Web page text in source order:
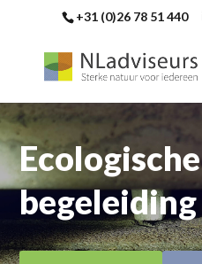
+31 (0)26 78 51 440
Ecologische
begeleiding